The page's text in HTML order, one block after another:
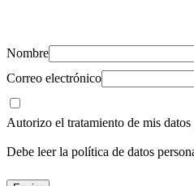
Nombre
Correo electrónico
Autorizo el tratamiento de mis datos
Debe leer la política de datos